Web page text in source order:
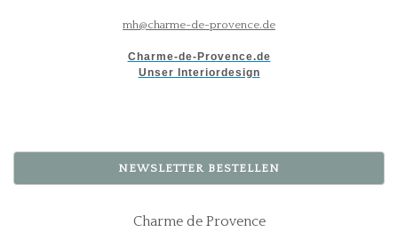
mh@charme-de-provence.de
Charme-de-Provence.de
Unser Interiordesign
NEWSLETTER BESTELLEN
Charme de Provence